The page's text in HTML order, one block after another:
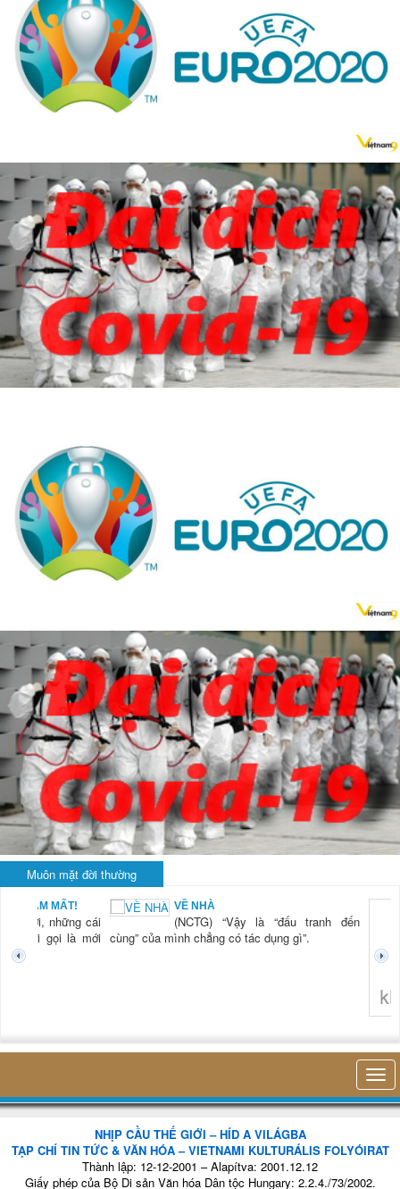
Muôn mặt đời thường
NAM MẤT!
“Xời, những cái
mới gọi là mới
VỀ NHÀ
(NCTG) “Vậy là “đấu tranh đến
cùng” của mình chẳng có tác dụng gì”.
NHỊP CẦU THẾ GIỚI – HÍD A VILÁGBA
TẠP CHÍ TIN TỨC & VĂN HÓA – VIETNAMI KULTURÁLIS FOLYÓIRAT
Thành lập: 12-12-2001 – Alapítva: 2001.12.12
Giấy phép của Bộ Di sản Văn hóa Dân tộc Hungary: 2.2.4./73/2002.